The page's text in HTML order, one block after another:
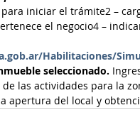
iniciar el trámite2 –
el negocio4 –
Habilitaciones/
seleccionado.
las actividades para la
apertura del local y